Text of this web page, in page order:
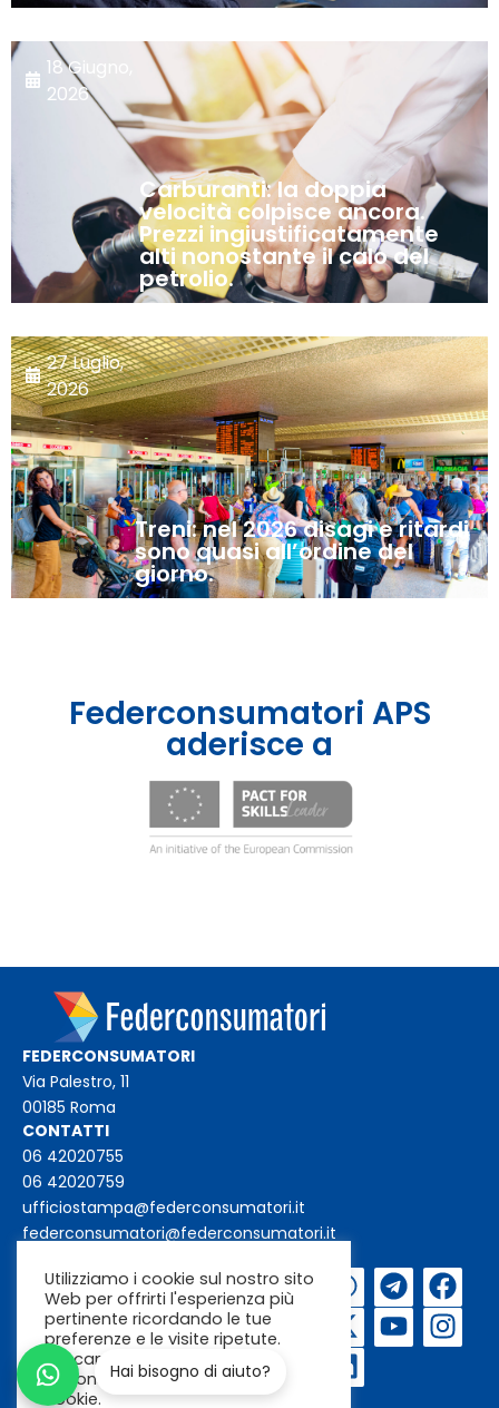
18 Giugno,
2026
Carburanti: la doppia
velocità colpisce ancora.
Prezzi ingiustificatamente
alti nonostante il calo del
petrolio.
27 Luglio,
2026
Treni: nel 2026 disagi e ritardi
sono quasi all’ordine del
giorno.
Federconsumatori APS
aderisce a
FEDERCONSUMATORI
Via Palestro, 11
00185 Roma
CONTATTI
06 42020755
06 42020759
ufficiostampa@federconsumatori.it
federconsumatori@federconsumatori.it
Iscriviti alla
newsletter
Utilizziamo i cookie sul nostro sito
Web per offrirti l'esperienza più
pertinente ricordando le tue
preferenze e le visite ripetute.
Cliccando su "Accetta"
acconsenti all'uso di TUTTI i
cookie.
Hai bisogno di aiuto?